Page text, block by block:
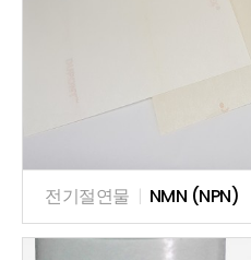
전기절연물 | NMN (NPN)